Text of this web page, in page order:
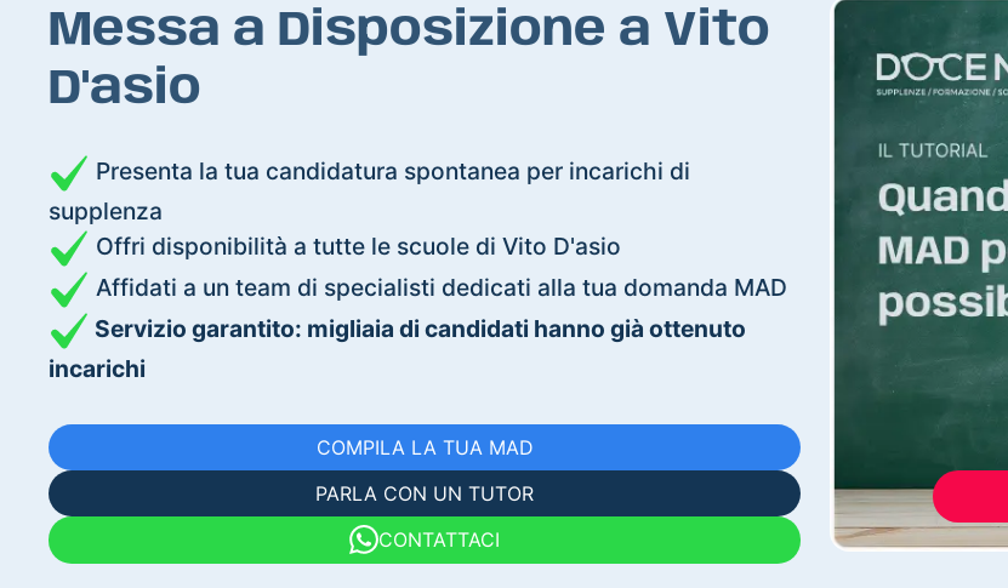
Messa a Disposizione a Vito
D'asio
Presenta la tua candidatura spontanea per incarichi di
supplenza
Offri disponibilità a tutte le scuole di Vito D'asio
Affidati a un team di specialisti dedicati alla tua domanda MAD
Servizio garantito: migliaia di candidati hanno già ottenuto
incarichi
COMPILA LA TUA MAD
PARLA CON UN TUTOR
CONTATTACI